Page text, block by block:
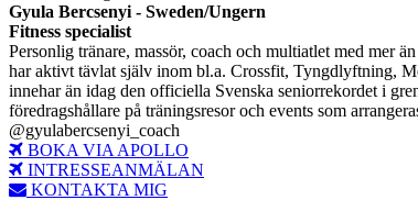
Gyula Bercsenyi - Sweden/Ungern
Fitness specialist
Personlig tränare, massör, coach och multiatlet med mer
har aktivt tävlat själv inom bl.a. Crossfit, Tyngdlyftning,
innehar än idag den officiella Svenska seniorrekordet i
föredragshållare på träningsresor och events som
@gyulabercsenyi_coach
BOKA VIA APOLLO
INTRESSEANMÄLAN
KONTAKTA MIG